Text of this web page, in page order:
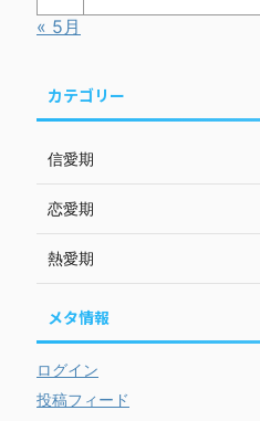
« 5月
カテゴリー
信愛期
恋愛期
熱愛期
メタ情報
ログイン
投稿フィード